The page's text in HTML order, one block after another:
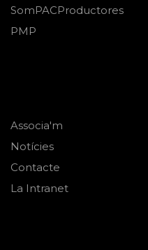
SomPACProductores
PMP
Associa'm
Notícies
Contacte
La Intranet